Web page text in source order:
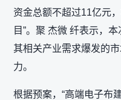
资金总额不超过11亿元
目”。聚 杰微 纤表示，
其相关产业需求爆发的
力。
根据预案，“高端电子布